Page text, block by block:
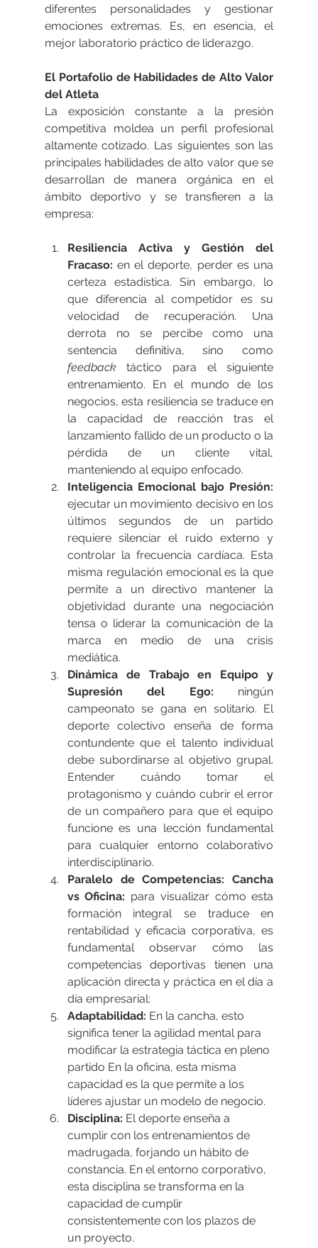
diferentes personalidades y gestionar
emociones extremas. Es, en esencia, el
mejor laboratorio práctico de liderazgo.
El Portafolio de Habilidades de Alto Valor
del Atleta
La exposición constante a la presión
competitiva moldea un perfil profesional
altamente cotizado. Las siguientes son las
principales habilidades de alto valor que se
desarrollan de manera orgánica en el
ámbito deportivo y se transfieren a la
empresa:
Resiliencia Activa y Gestión del
Fracaso: en el deporte, perder es una
certeza estadística. Sin embargo, lo
que diferencia al competidor es su
velocidad de recuperación. Una
derrota no se percibe como una
feedback táctico para el siguiente
entrenamiento. En el mundo de los
negocios, esta resiliencia se traduce en
la capacidad de reacción tras el
lanzamiento fallido de un producto o la
pérdida de un cliente vital,
manteniendo al equipo enfocado.
ejecutar un movimiento decisivo en los
últimos segundos de un partido
requiere silenciar el ruido externo y
controlar la frecuencia cardíaca. Esta
misma regulación emocional es la que
permite a un directivo mantener la
objetividad durante una negociación
tensa o liderar la comunicación de la
marca en medio de una crisis
mediática.
Dinámica de Trabajo en Equipo y
Supresión del Ego: ningún
campeonato se gana en solitario. El
deporte colectivo enseña de forma
contundente que el talento individual
debe subordinarse al objetivo grupal.
Entender cuándo tomar el
protagonismo y cuándo cubrir el error
de un compañero para que el equipo
funcione es una lección fundamental
para cualquier entorno colaborativo
interdisciplinario.
Paralelo de Competencias: Cancha
vs Oficina: para visualizar cómo esta
formación integral se traduce en
rentabilidad y eficacia corporativa, es
fundamental observar cómo las
competencias deportivas tienen una
aplicación directa y práctica en el día a
día empresarial:
Adaptabilidad: En la cancha, esto
significa tener la agilidad mental para
modificar la estrategia táctica en pleno
partido En la oficina, esta misma
capacidad es la que permite a los
líderes ajustar un modelo de negocio.
Disciplina: El deporte enseña a
cumplir con los entrenamientos de
madrugada, forjando un hábito de
constancia. En el entorno corporativo,
esta disciplina se transforma en la
capacidad de cumplir
consistentemente con los plazos de
un proyecto.